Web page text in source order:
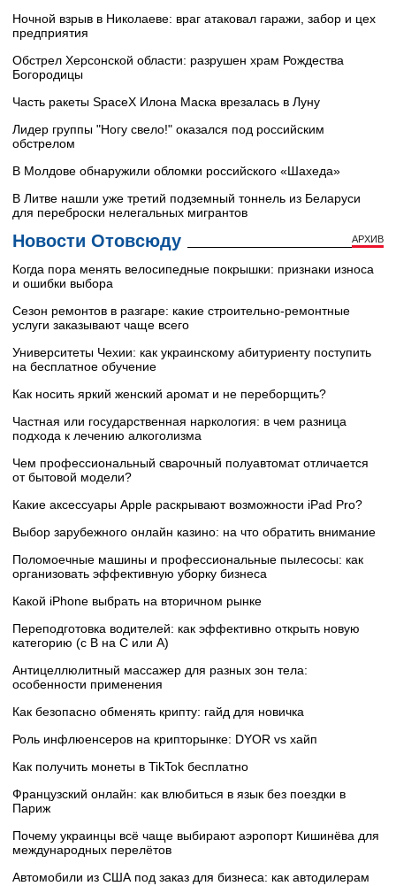
Ночной взрыв в Николаеве: враг атаковал гаражи, забор и цех
предприятия
Обстрел Херсонской области: разрушен храм Рождества
Богородицы
Часть ракеты SpaceX Илона Маска врезалась в Луну
Лидер группы "Ногу свело!" оказался под российским
обстрелом
В Молдове обнаружили обломки российского «Шахеда»
В Литве нашли уже третий подземный тоннель из Беларуси
для переброски нелегальных мигрантов
Новости Отовсюду АРХИВ
Когда пора менять велосипедные покрышки: признаки износа
и ошибки выбора
Сезон ремонтов в разгаре: какие строительно-ремонтные
услуги заказывают чаще всего
Университеты Чехии: как украинскому абитуриенту поступить
на бесплатное обучение
Как носить яркий женский аромат и не переборщить?
Частная или государственная наркология: в чем разница
подхода к лечению алкоголизма
Чем профессиональный сварочный полуавтомат отличается
от бытовой модели?
Какие аксессуары Apple раскрывают возможности iPad Pro?
Выбор зарубежного онлайн казино: на что обратить внимание
Поломоечные машины и профессиональные пылесосы: как
организовать эффективную уборку бизнеса
Какой iPhone выбрать на вторичном рынке
Переподготовка водителей: как эффективно открыть новую
категорию (с B на C или А)
Антицеллюлитный массажер для разных зон тела:
особенности применения
Как безопасно обменять крипту: гайд для новичка
Роль инфлюенсеров на крипторынке: DYOR vs хайп
Как получить монеты в TikTok бесплатно
Французский онлайн: как влюбиться в язык без поездки в
Париж
Почему украинцы всё чаще выбирают аэропорт Кишинёва для
международных перелётов
Автомобили из США под заказ для бизнеса: как автодилерам